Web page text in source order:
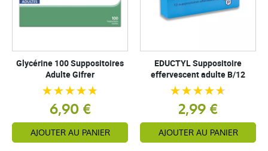
Glycérine 100 Suppositoires
Adulte Gifrer
6,90 €
AJOUTER AU PANIER
EDUCTYL Suppositoire
effervescent adulte B/12
2,99 €
AJOUTER AU PANIER